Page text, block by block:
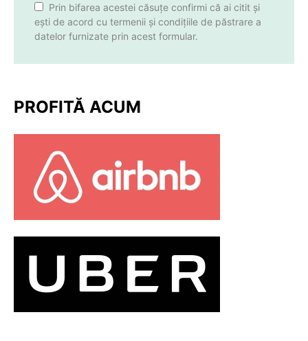
Prin bifarea acestei căsuțe confirmi că ai citit și
ești de acord cu termenii și condițiile de păstrare a
datelor furnizate prin acest formular.
PROFITĂ ACUM